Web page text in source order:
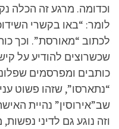
וכדומה. מרגע זה הכלה
לומר: “באו בקשרי
לכתוב “מאורסת”. וכך
שכשרוצים להודיע על
כותבים ומפרסמים
“נתארסו”, שזהו פשוט
שב”אירוסין” נהיית
וזה נוגע גם לדיני